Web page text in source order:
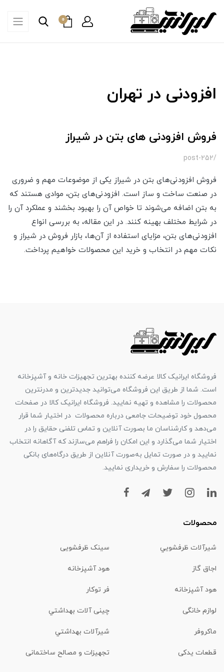
0
افزودنی در تهران
فروش افزودنی های بتن در شیراز
/post-252
فروش افزودنی‌های بتن در شیراز یکی از موضوعات مهم و ضروری
در صنعت ساخت و ساز است. افزودنی‌های بتن، موادی هستند که
به بتن اضافه می‌شوند تا خواص آن را بهبود بخشند و عملکرد آن را
در شرایط مختلف بهینه کنند. در این مقاله، به بررسی انواع
افزودنی‌های بتن، مزایای استفاده از آن‌ها، بازار فروش در شیراز و
نکات مهم در انتخاب و خرید این محصولات خواهیم پرداخت.
فروشگاه ایرانیک کالا عرضه کننده بهترین تجهیزات خانه و آشپزخانه
است. شما از طریق این فروشگاه می‌توانید جدیدترین و مدرنترین
محصولات را مشاهده و تهیه نمایید. فروشگاه ایرانیک کالا در صفحات
محصول خود توضیحات جامعی درباره محصولات در اختیار شما قرار
می‌دهد و کارشناسان ما بصورت آنلاین و تماس تلفنی حقایق را در
اختیار شما می‌گذارد و این امکان را فراهم می‌سازند که آگاهانه انتخاب
نمایید و در صورت تمایل به‌صورت آنلاین از طریق درگاه‌های بانکی
محصولات را سفارش و خریداری نمایید.
محصولات
شیرآلات ظرفشويي سینک ظرفشویی
اجاق گاز هود آشپزخانه
هود آشپزخانه فر توکار
لوازم خانگی چینی آلات بهداشتي
ماكروفر شیرآلات بهداشتي
قطعات یدکی تجهیزات و مصالح ساختمانی